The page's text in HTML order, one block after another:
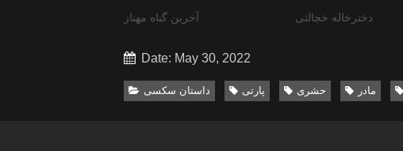
آخرین گناه مهناز دخترخاله خجالتی
Date: May 30, 2022
داستان سکسی پارتی حشری مادر